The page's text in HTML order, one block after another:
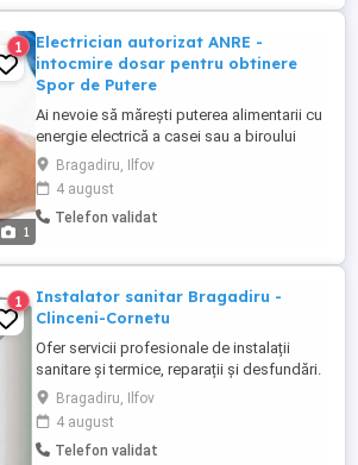
...
1
1
Electrician autorizat ANRE -
intocmire dosar pentru obtinere
Spor de Putere
Ai nevoie să mărești puterea alimentarii cu
energie electrică a casei sau a biroului
tău? Nu căutați mai departe de
electricianul autorizat ANRE. În calitate de
inginer absolvent și electrician autorizat
ANRE gradul IVA, IIB, sunt specializat în
Interioară (D.T.I.U.) ...
Bragadiru, Ilfov
4 august
Telefon validat
1
Instalator sanitar Bragadiru -
Clinceni-Cornetu
Ofer servicii profesionale de instalații
sanitare și termice, reparații și desfundări.
Montez centrale termice, calorifere,
panouri solare, aeroterme, cazane termice
Montaj boilere, sifoane de pardoseală,
obiecte sanitare Instalez hidrofoare,
Bragadiru, Ilfov
4 august
Telefon validat